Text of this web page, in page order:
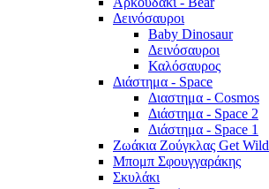
Δεινόσαυροι
Baby Dinosaur
Δεινόσαυροι
Καλόσαυρος
Διάστημα - Space
Διαστημα - Cosmos
Διάστημα - Space 2
Διάστημα - Space 1
Ζωάκια Ζούγκλας Get Wild
Μπομπ Σφουγγαράκης
Σκυλάκι